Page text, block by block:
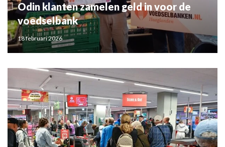
Odin klanten zamelen geld in voor de
voedselbank
18 februari 2026